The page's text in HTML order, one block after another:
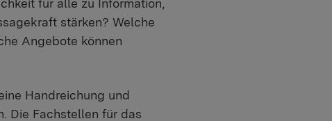
für alle zu Information,
stärken? Welche
Angebote können
Handreichung und
Die Fachstellen für das